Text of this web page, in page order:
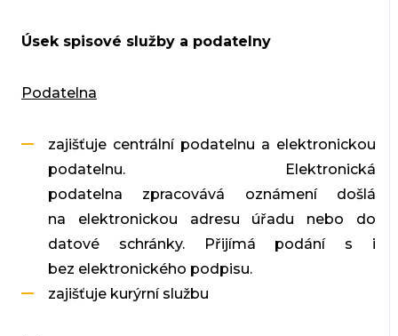
Úsek spisové služby a podatelny
Podatelna
zajišťuje centrální podatelnu a elektronickou
podatelnu. Elektronická
podatelna zpracovává oznámení došlá
na elektronickou adresu úřadu nebo do
datové schránky. Přijímá podání s i
bez elektronického podpisu.
zajišťuje kurýrní službu